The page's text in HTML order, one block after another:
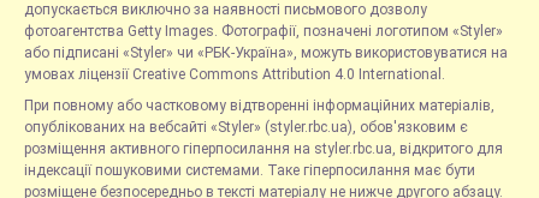
допускається виключно за наявності письмового дозволу
фотоагентства Getty Images. Фотографії, позначені логотипом «Styler»
або підписані «Styler» чи «РБК-Україна», можуть використовуватися на
умовах ліцензії Creative Commons Attribution 4.0 International.
При повному або частковому відтворенні інформаційних матеріалів,
опублікованих на вебсайті «Styler» (styler.rbc.ua), обов'язковим є
розміщення активного гіперпосилання на styler.rbc.ua, відкритого для
індексації пошуковими системами. Таке гіперпосилання має бути
розміщене безпосередньо в тексті матеріалу не нижче другого абзацу.